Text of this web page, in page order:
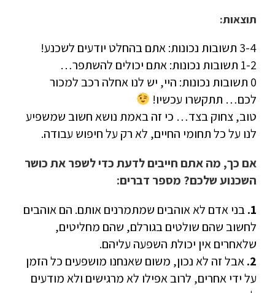
תוצאות:
3-4 תשובות נכונות: אתם בהחלט יודעים לשכנע!
1-2 תשובות נכונות: אתם יכולים להשתפר…
0 תשובות נכונות: היי, יש לנו אחלה רכב למכור
לכם… תתקשרו עכשיו!
טוב, צחוק בצד… כי זה באמת נושא חשוב שמשפיע
לנו על כל תחומי החיים, לא רק על חיפוש עבודה.
אם כך, מה אתם חייבים לדעת כדי לשפר את כושר
השכנוע שלכם? מספר דברים:
1. בני אדם לא אוהבים שמתמרנים אותם. הם אוהבים
לחשוב שהם שולטים בגורלם, שהם מחליטים,
שלאחרים אין יכולת השפעה עליהם.
2. אבל זה לא נכון, משום שאנחנו מושפעים כל הזמן
על ידי אחרים, לרוב אפילו לא מרגישים ולא מודעים